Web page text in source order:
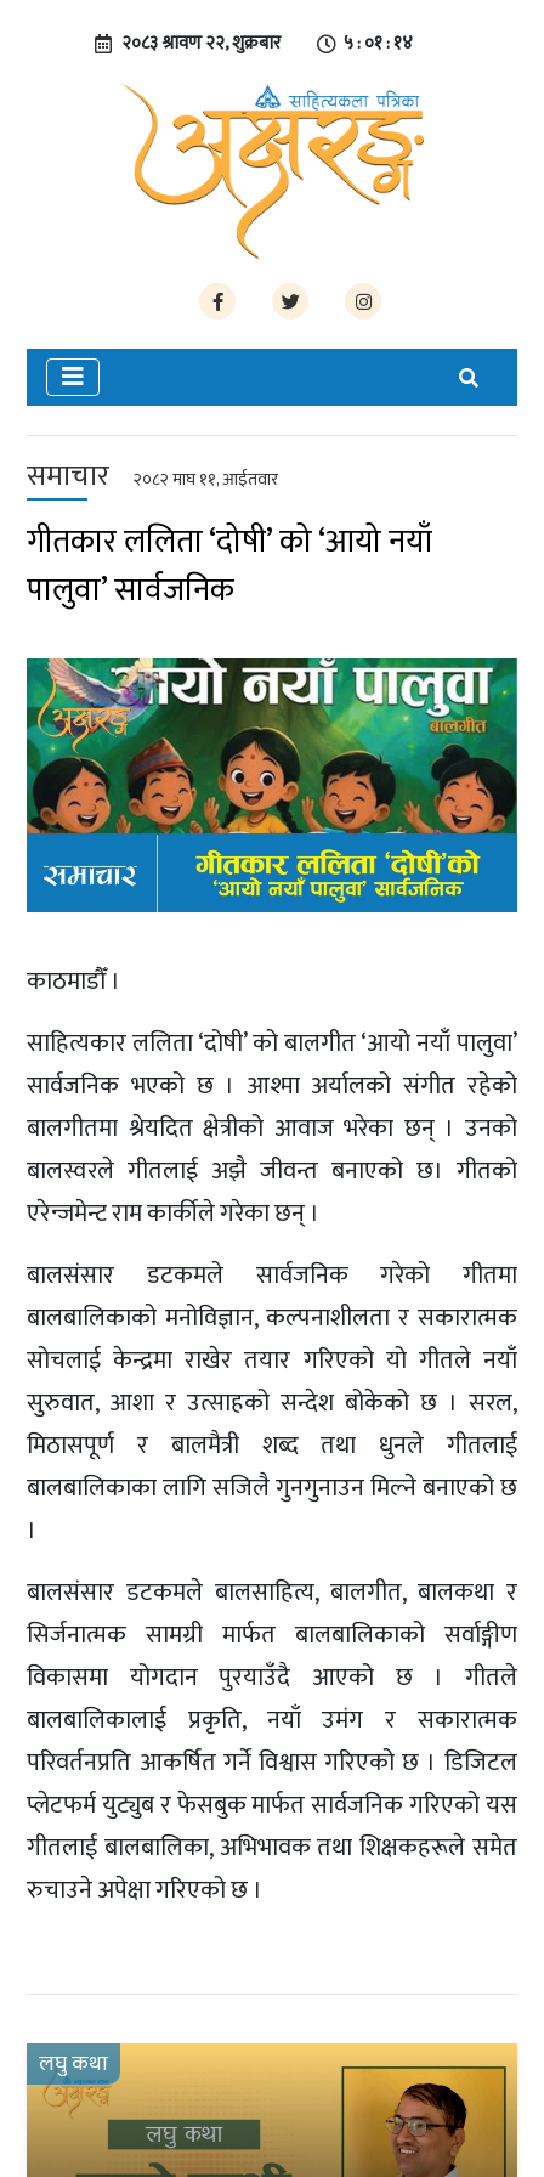
२०८३ श्रावण २२, शुक्रबार ५ : ०१ : १४
समाचार २०८२ माघ ११, आईतवार
गीतकार ललिता ‘दोषी’ को ‘आयो नयाँ
पालुवा’ सार्वजनिक
काठमाडौँ ।
साहित्यकार ललिता ‘दोषी’ को बालगीत ‘आयो नयाँ पालुवा’
सार्वजनिक भएको छ । आश्मा अर्यालको संगीत रहेको
बालगीतमा श्रेयदित क्षेत्रीको आवाज भरेका छन् । उनको
बालस्वरले गीतलाई अझै जीवन्त बनाएको छ। गीतको
एरेन्जमेन्ट राम कार्कीले गरेका छन् ।
बालसंसार डटकमले सार्वजनिक गरेको गीतमा
बालबालिकाको मनोविज्ञान, कल्पनाशीलता र सकारात्मक
सोचलाई केन्द्रमा राखेर तयार गरिएको यो गीतले नयाँ
सुरुवात, आशा र उत्साहको सन्देश बोकेको छ । सरल,
मिठासपूर्ण र बालमैत्री शब्द तथा धुनले गीतलाई
बालबालिकाका लागि सजिलै गुनगुनाउन मिल्ने बनाएको छ
।
बालसंसार डटकमले बालसाहित्य, बालगीत, बालकथा र
सिर्जनात्मक सामग्री मार्फत बालबालिकाको सर्वाङ्गीण
विकासमा योगदान पुरयाउँदै आएको छ । गीतले
बालबालिकालाई प्रकृति, नयाँ उमंग र सकारात्मक
परिवर्तनप्रति आकर्षित गर्ने विश्वास गरिएको छ । डिजिटल
प्लेटफर्म युट्युब र फेसबुक मार्फत सार्वजनिक गरिएको यस
गीतलाई बालबालिका, अभिभावक तथा शिक्षकहरूले समेत
रुचाउने अपेक्षा गरिएको छ ।
लघु कथा